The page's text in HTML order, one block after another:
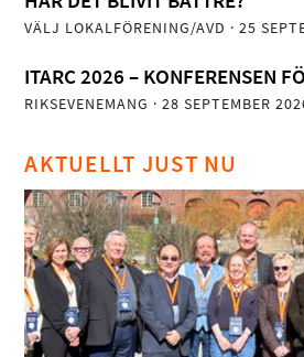
VÄLJ LOKALFÖRENING/AVD · 25
ITARC 2026 – KONFERENSEN
RIKSEVENEMANG · 28 SEPTEMBER
AKTUELLT JUST NU